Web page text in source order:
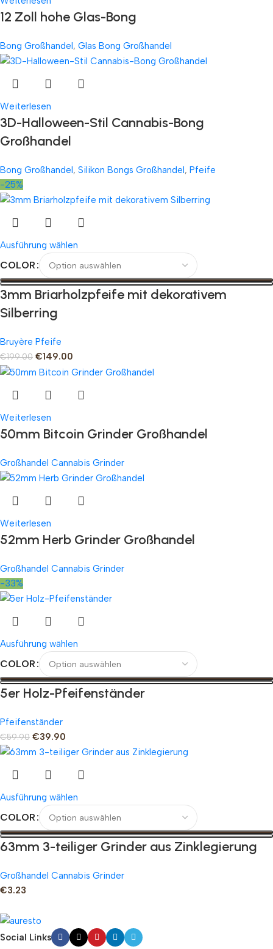
12 Zoll hohe Glas-Bong
Bong Großhandel, Glas Bong Großhandel
Weiterlesen
3D-Halloween-Stil Cannabis-Bong
Großhandel
Bong Großhandel, Silikon Bongs Großhandel, Pfeife
-25%
Ausführung wählen
COLOR
3mm Briarholzpfeife mit dekorativem
Silberring
Bruyère Pfeife
€199.00 €149.00
Weiterlesen
50mm Bitcoin Grinder Großhandel
Großhandel Cannabis Grinder
Weiterlesen
52mm Herb Grinder Großhandel
Großhandel Cannabis Grinder
-33%
Ausführung wählen
COLOR
5er Holz-Pfeifenständer
Pfeifenständer
€59.90 €39.90
Ausführung wählen
COLOR
63mm 3-teiliger Grinder aus Zinklegierung
Großhandel Cannabis Grinder
€3.23
Social Links